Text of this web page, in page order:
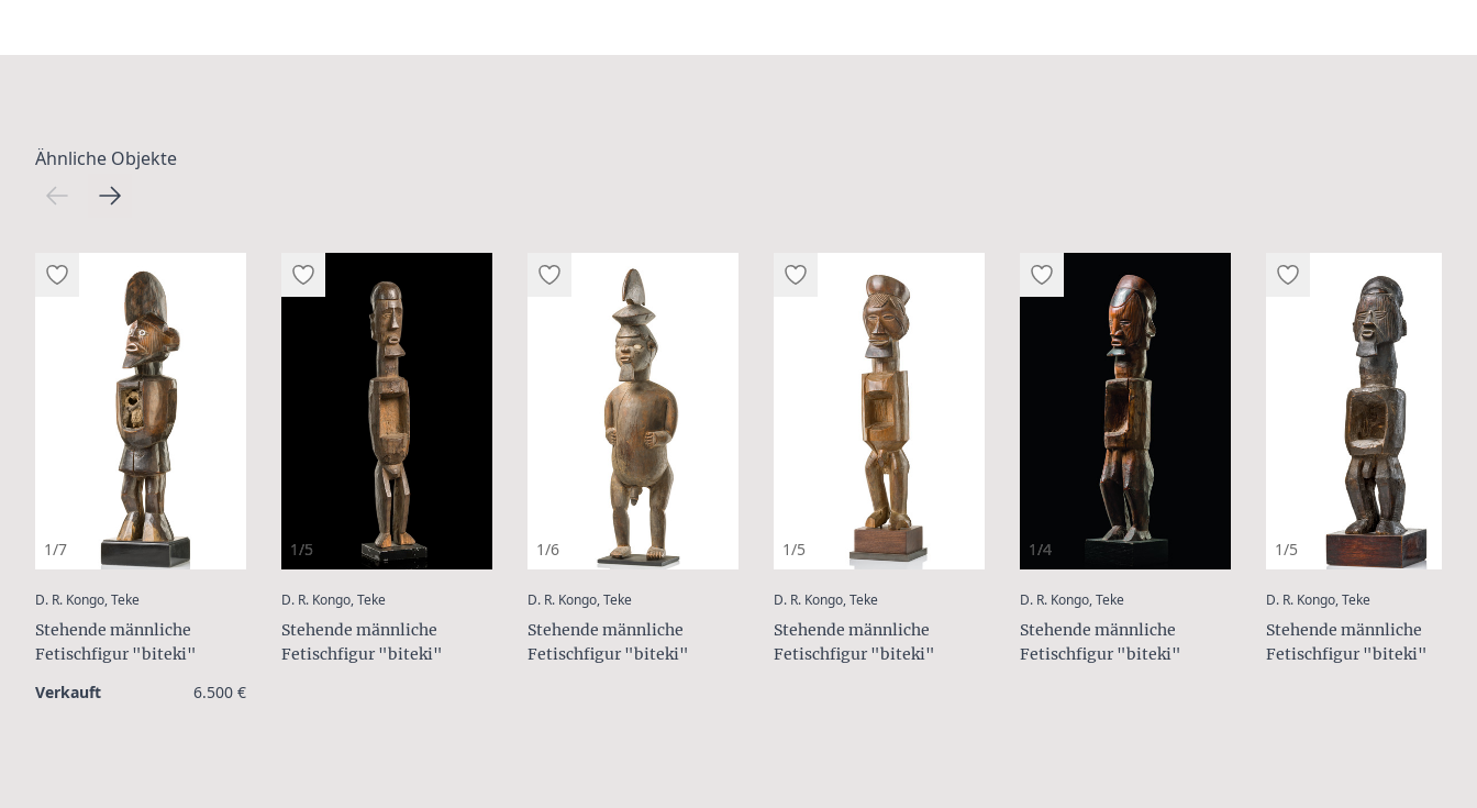
Ähnliche Objekte
1/7
D. R. Kongo, Teke:
Stehende männliche
Fetischfigur "biteki"
Verkauft 6.500 €
1/5
D. R. Kongo, Teke:
Stehende männliche
Fetischfigur "biteki"
1/6
D. R. Kongo, Teke:
Stehende männliche
Fetischfigur "biteki"
1/5
D. R. Kongo, Teke:
Stehende männliche
Fetischfigur "biteki"
1/4
D. R. Kongo, Teke:
Stehende männliche
Fetischfigur "biteki"
1/5
D. R. Kongo, Teke:
Stehende männliche
Fetischfigur "biteki"